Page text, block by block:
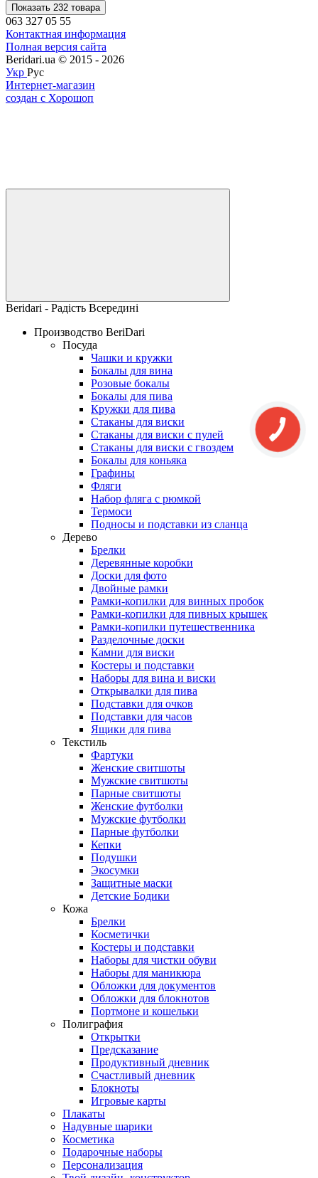
Показать 232 товара
063 327 05 55
Контактная информация
Полная версия сайта
Beridari.ua © 2015 - 2026
Укр Рус
Интернет-магазин
создан с Хорошоп
Beridari - Радість Всередині
Производство BeriDari
Посуда
Чашки и кружки
Бокалы для вина
Розовые бокалы
Бокалы для пива
Кружки для пива
Стаканы для виски
Стаканы для виски с пулей
Стаканы для виски с гвоздем
Бокалы для коньяка
Графины
Фляги
Набор фляга с рюмкой
Термоси
Подносы и подставки из сланца
Дерево
Брелки
Деревянные коробки
Доски для фото
Двойные рамки
Рамки-копилки для винных пробок
Рамки-копилки для пивных крышек
Рамки-копилки путешественника
Разделочные доски
Камни для виски
Костеры и подставки
Наборы для вина и виски
Открывалки для пива
Подставки для очков
Подставки для часов
Ящики для пива
Текстиль
Фартуки
Женские свитшоты
Мужские свитшоты
Парные свитшоты
Женские футболки
Мужские футболки
Парные футболки
Кепки
Подушки
Экосумки
Защитные маски
Детские Бодики
Кожа
Брелки
Косметички
Костеры и подставки
Наборы для чистки обуви
Наборы для маникюра
Обложки для документов
Обложки для блокнотов
Портмоне и кошельки
Полиграфия
Открытки
Предсказание
Продуктивный дневник
Счастливый дневник
Блокноты
Игровые карты
Плакаты
Надувные шарики
Косметика
Подарочные наборы
Персонализация